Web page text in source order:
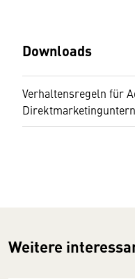
Downloads
Verhaltensregeln für
Weitere